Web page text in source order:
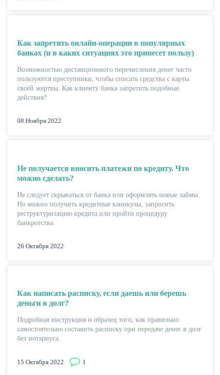
ЕЩЁ
ЖУРНАЛ
Как запретить онлайн-операции в популярных
банках (и в каких ситуациях это принесет пользу)
Возможностью дистанционного перечисления денег часто
пользуются преступники, чтобы списать средства с карты
своей жертвы. Как клиенту банка запретить подобные
действия?
08 Ноября 2022
Не получается вносить платежи по кредиту. Что
можно сделать?
Не следует скрываться от банка или оформлять новые займы.
Но можно получить кредитные каникулы, запросить
реструктуризацию кредита или пройти процедуру
банкротства.
26 Октября 2022
Как написать расписку, если даешь или берешь
деньги в долг?
Подробная инструкция и образец того, как правильно
самостоятельно составить расписку при передаче денег в долг
без нотариуса.
15 Октября 2022 1